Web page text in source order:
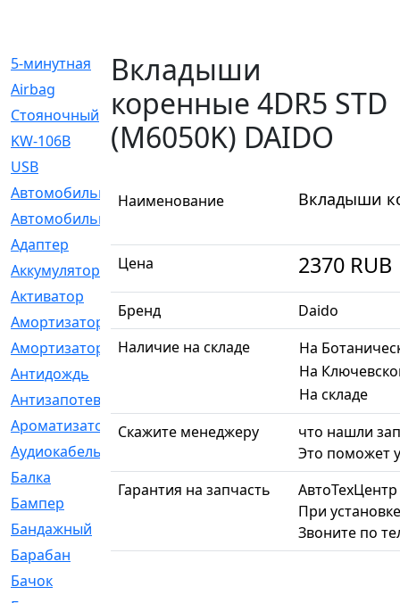
5-минутная
[1]
Airbag
[18]
Cтояночный
[1]
KW-106B
[0]
USB
Автомобильное
[6]
Автомобильный
Адаптер
[3]
Аккумулятор
Активатор
[1]
Амортизатор
[608]
Амортизаторы
[21]
Антидождь
Антизапотеватель
Ароматизатор
[35]
Аудиокабель
Балка
[58]
Бампер
Бандажный
Барабан
[5]
Бачок
Вкладыши
коренные 4DR5 STD
(M6050K) DAIDO
Наименование Вкладыши
Цена 2370 RUB
Бренд
Daido
Наличие на складе
На
На
На складе
Скажите менеджеру
что нашли
Это поможет
Гарантия на запчасть
При
Звоните по